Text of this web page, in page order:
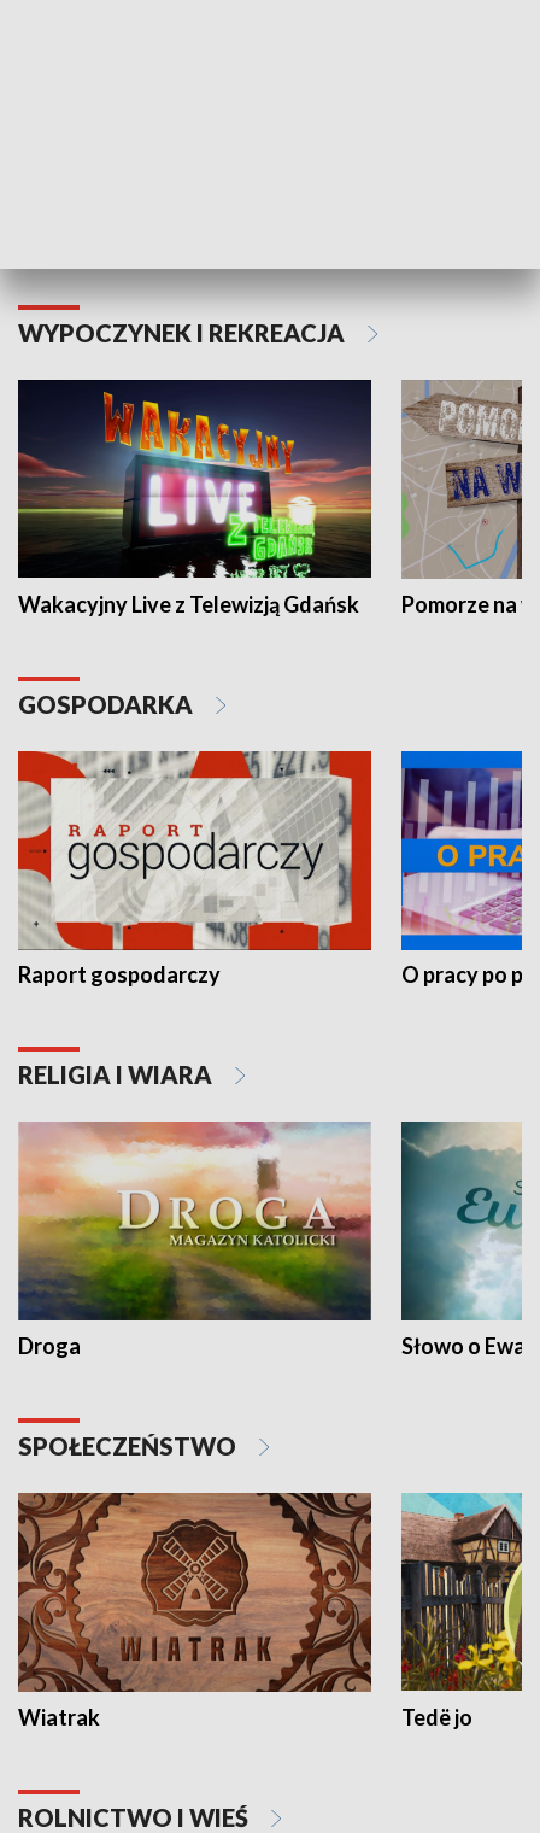
WYPOCZYNEK I REKREACJA
Wakacyjny Live z Telewizją Gdańsk Pomorze na
GOSPODARKA
Raport gospodarczy O pracy po
RELIGIA I WIARA
Droga Słowo o
SPOŁECZEŃSTWO
Wiatrak Tedë jo
ROLNICTWO I WIEŚ